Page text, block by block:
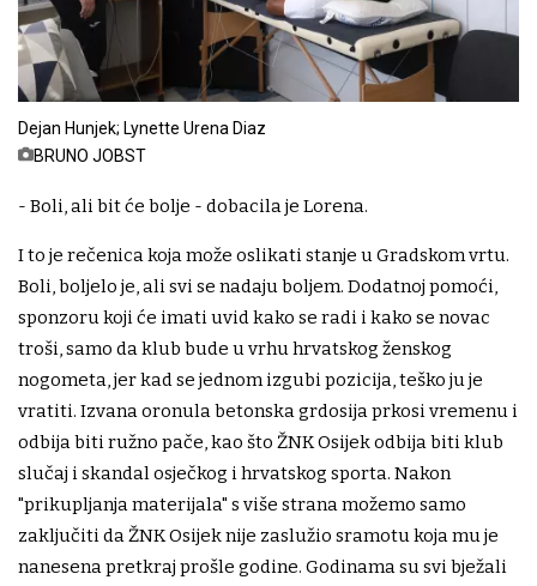
Dejan Hunjek; Lynette Urena Diaz
BRUNO JOBST
- Boli, ali bit će bolje - dobacila je Lorena.
I to je rečenica koja može oslikati stanje u Gradskom vrtu.
Boli, boljelo je, ali svi se nadaju boljem. Dodatnoj pomoći,
sponzoru koji će imati uvid kako se radi i kako se novac
troši, samo da klub bude u vrhu hrvatskog ženskog
nogometa, jer kad se jednom izgubi pozicija, teško ju je
vratiti. Izvana oronula betonska grdosija prkosi vremenu i
odbija biti ružno pače, kao što ŽNK Osijek odbija biti klub
slučaj i skandal osječkog i hrvatskog sporta. Nakon
"prikupljanja materijala" s više strana možemo samo
zaključiti da ŽNK Osijek nije zaslužio sramotu koja mu je
nanesena pretkraj prošle godine. Godinama su svi bježali